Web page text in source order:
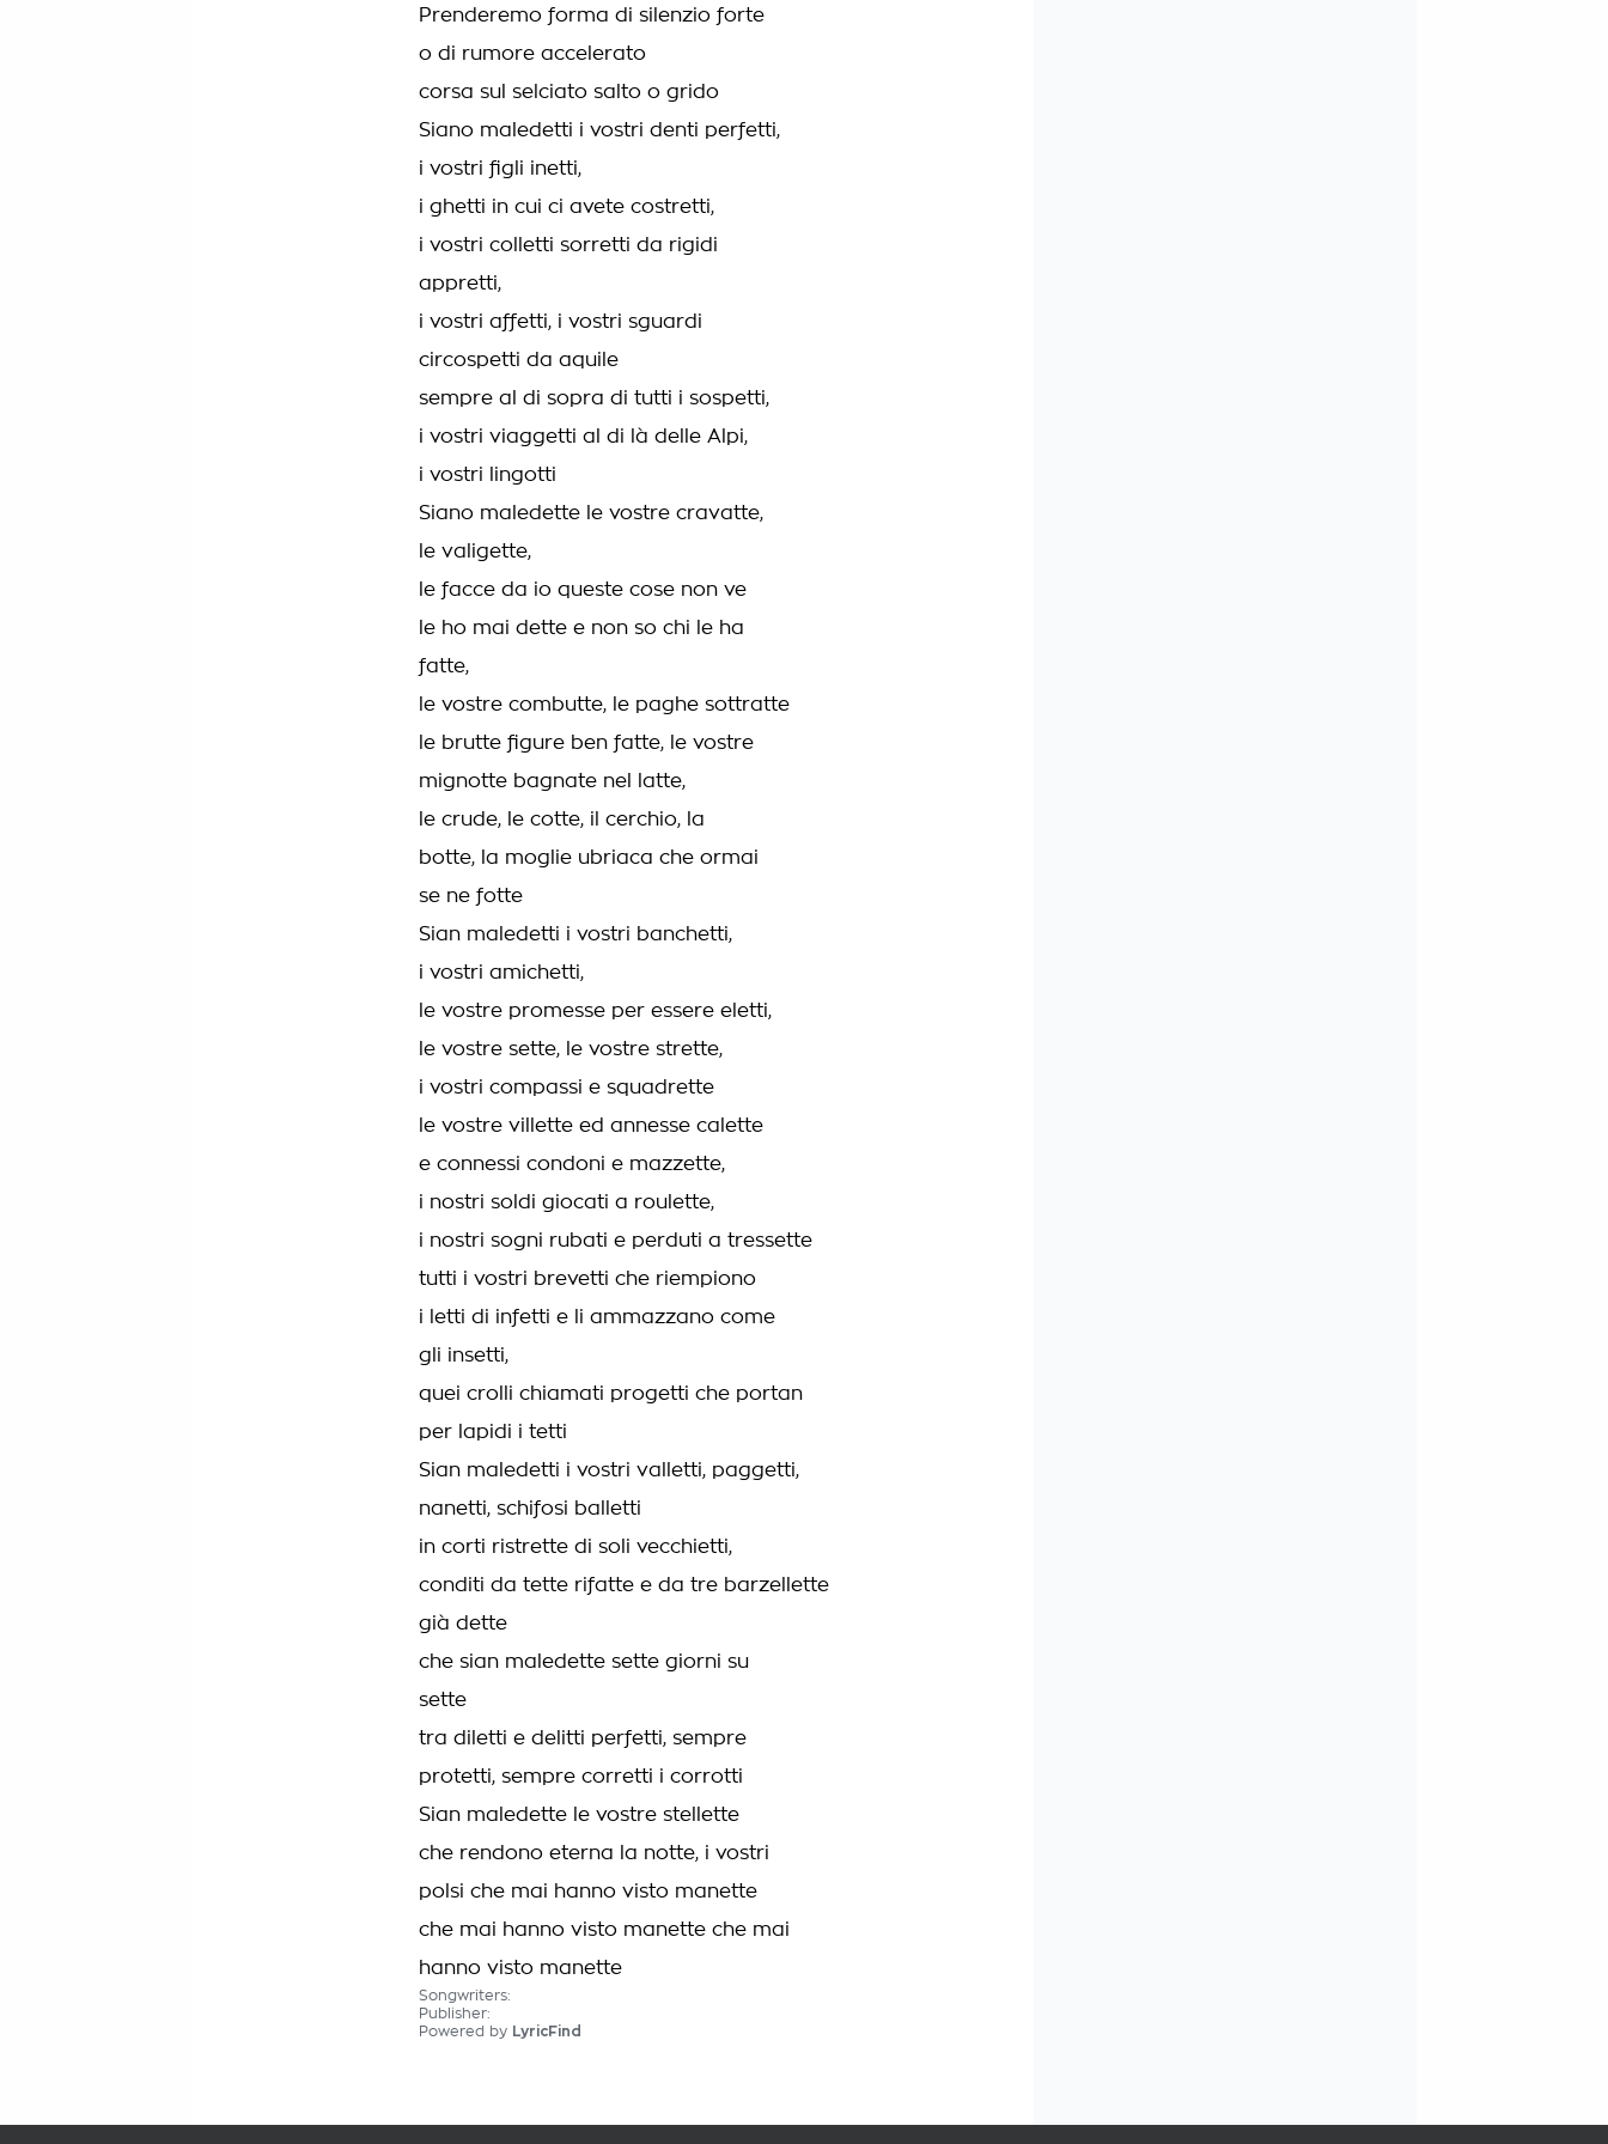
Prenderemo forma di silenzio forte
o di rumore accelerato
corsa sul selciato salto o grido
Siano maledetti i vostri denti perfetti,
i vostri figli inetti,
i ghetti in cui ci avete costretti,
i vostri colletti sorretti da rigidi
appretti,
i vostri affetti, i vostri sguardi
circospetti da aquile
sempre al di sopra di tutti i sospetti,
i vostri viaggetti al di là delle Alpi,
i vostri lingotti
Siano maledette le vostre cravatte,
le valigette,
le facce da io queste cose non ve
le ho mai dette e non so chi le ha
fatte,
le vostre combutte, le paghe sottratte
le brutte figure ben fatte, le vostre
mignotte bagnate nel latte,
le crude, le cotte, il cerchio, la
botte, la moglie ubriaca che ormai
se ne fotte
Sian maledetti i vostri banchetti,
i vostri amichetti,
le vostre promesse per essere eletti,
le vostre sette, le vostre strette,
i vostri compassi e squadrette
le vostre villette ed annesse calette
e connessi condoni e mazzette,
i nostri soldi giocati a roulette,
i nostri sogni rubati e perduti a tressette
tutti i vostri brevetti che riempiono
i letti di infetti e li ammazzano come
gli insetti,
quei crolli chiamati progetti che portan
per lapidi i tetti
Sian maledetti i vostri valletti, paggetti,
nanetti, schifosi balletti
in corti ristrette di soli vecchietti,
conditi da tette rifatte e da tre barzellette
già dette
che sian maledette sette giorni su
sette
tra diletti e delitti perfetti, sempre
protetti, sempre corretti i corrotti
Sian maledette le vostre stellette
che rendono eterna la notte, i vostri
polsi che mai hanno visto manette
che mai hanno visto manette che mai
hanno visto manette
Songwriters:
Publisher:
Powered by LyricFind